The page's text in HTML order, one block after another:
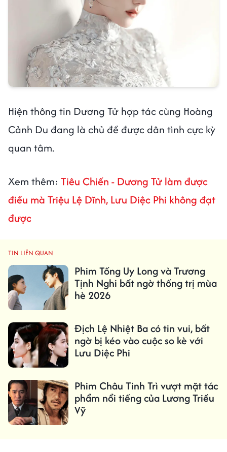
Hiện thông tin Dương Tử hợp tác cùng Hoàng
Cảnh Du đang là chủ đề được dân tình cực kỳ
quan tâm.
Xem thêm: Tiêu Chiến - Dương Tử làm được
điều mà Triệu Lệ Dĩnh, Lưu Diệc Phi không đạt
được
TIN LIÊN QUAN
Phim Tống Uy Long và Trương
Tịnh Nghi bất ngờ thống trị mùa
hè 2026
Địch Lệ Nhiệt Ba có tin vui, bất
ngờ bị kéo vào cuộc so kè với
Lưu Diệc Phi
Phim Châu Tinh Trì vượt mặt tác
phẩm nổi tiếng của Lương Triều
Vỹ